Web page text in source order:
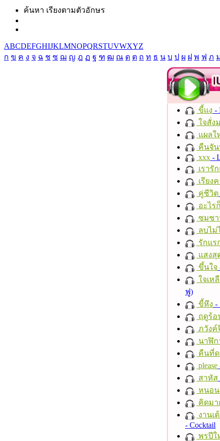
ค้นหา เรียงตามตัวอักษร
ABCDEFGHIJKLMNOPQRSTUVWXYZ
ก ข ค ง จ ฉ ช ซ ฌ ญ ฎ ฏ ฐ ฑ ฒ ณ ด ต ถ ท ธ น บ ป ผ ฝ พ ฟ ภ
ขี้แง -
ใจสั่ง
แผลใ
คืนจั
xxx -
เรารั
เรียง
คู่ชีวิต
อะไร
ซมซ
ลบไม่
รักแร
แสงสุ
ขึ้นใจ
ใจเห
ฟู)
ขี้หึง -
ฤดูร้อ
ภวังค์
นาฬิก
คืนที่ด
please
สาหัส
หนอน
คิดมา
งานเ
- Cocktail
พรปีใ